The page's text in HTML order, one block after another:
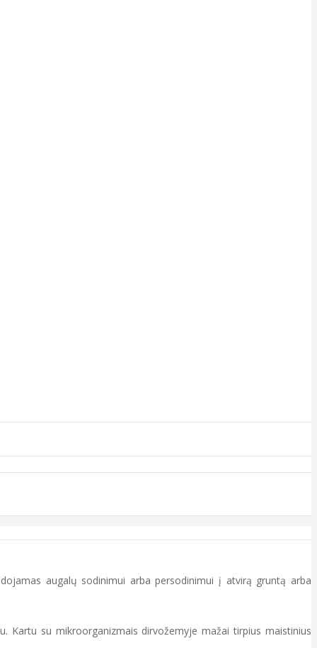
augalų sodinimui arba persodinimui į atvirą gruntą arba
Kartu su mikroorganizmais dirvožemyje mažai tirpius maistinius